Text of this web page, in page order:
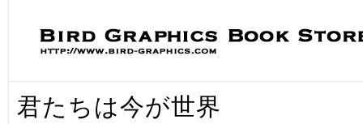
君たちは今が世界